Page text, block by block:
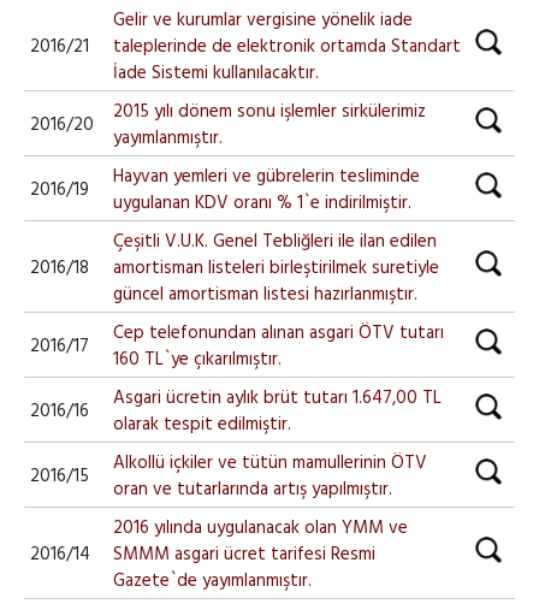
2016/21
Gelir ve kurumlar vergisine yönelik iade
taleplerinde de elektronik ortamda Standart
İade Sistemi kullanılacaktır.
2016/20
2015 yılı dönem sonu işlemler sirkülerimiz
yayımlanmıştır.
2016/19
Hayvan yemleri ve gübrelerin tesliminde
uygulanan KDV oranı % 1`e indirilmiştir.
2016/18
Çeşitli V.U.K. Genel Tebliğleri ile ilan edilen
amortisman listeleri birleştirilmek suretiyle
güncel amortisman listesi hazırlanmıştır.
2016/17
Cep telefonundan alınan asgari ÖTV tutarı
160 TL`ye çıkarılmıştır.
2016/16
Asgari ücretin aylık brüt tutarı 1.647,00 TL
olarak tespit edilmiştir.
2016/15
Alkollü içkiler ve tütün mamullerinin ÖTV
oran ve tutarlarında artış yapılmıştır.
2016/14
2016 yılında uygulanacak olan YMM ve
SMMM asgari ücret tarifesi Resmi
Gazete`de yayımlanmıştır.